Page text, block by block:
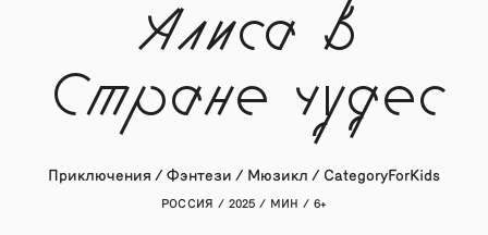
Алиса в
Стране чудес
Приключения / Фэнтези / Мюзикл / CategoryForKids
РОССИЯ / 2025 / МИН / 6+